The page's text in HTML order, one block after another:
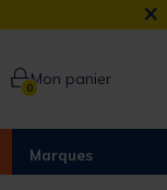
×
0Mon panier
Marques